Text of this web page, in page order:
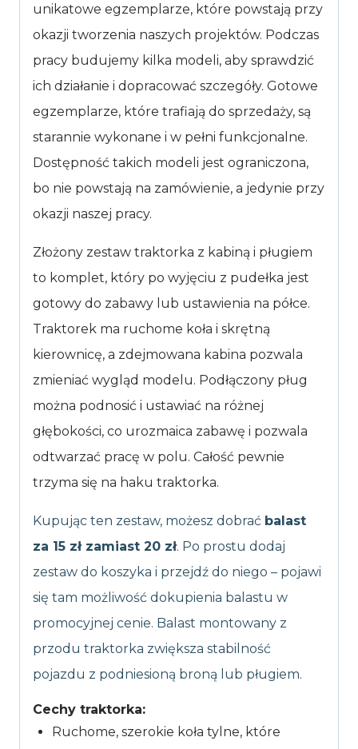
unikatowe egzemplarze, które powstają przy
okazji tworzenia naszych projektów. Podczas
pracy budujemy kilka modeli, aby sprawdzić
ich działanie i dopracować szczegóły. Gotowe
egzemplarze, które trafiają do sprzedaży, są
starannie wykonane i w pełni funkcjonalne.
Dostępność takich modeli jest ograniczona,
bo nie powstają na zamówienie, a jedynie przy
okazji naszej pracy.
Złożony zestaw traktorka z kabiną i pługiem
to komplet, który po wyjęciu z pudełka jest
gotowy do zabawy lub ustawienia na półce.
Traktorek ma ruchome koła i skrętną
kierownicę, a zdejmowana kabina pozwala
zmieniać wygląd modelu. Podłączony pług
można podnosić i ustawiać na różnej
głębokości, co urozmaica zabawę i pozwala
odtwarzać pracę w polu. Całość pewnie
trzyma się na haku traktorka.
Kupując ten zestaw, możesz dobrać balast
za 15 zł zamiast 20 zł. Po prostu dodaj
zestaw do koszyka i przejdź do niego – pojawi
się tam możliwość dokupienia balastu w
promocyjnej cenie. Balast montowany z
przodu traktorka zwiększa stabilność
pojazdu z podniesioną broną lub pługiem.
Cechy traktorka:
Ruchome, szerokie koła tylne, które